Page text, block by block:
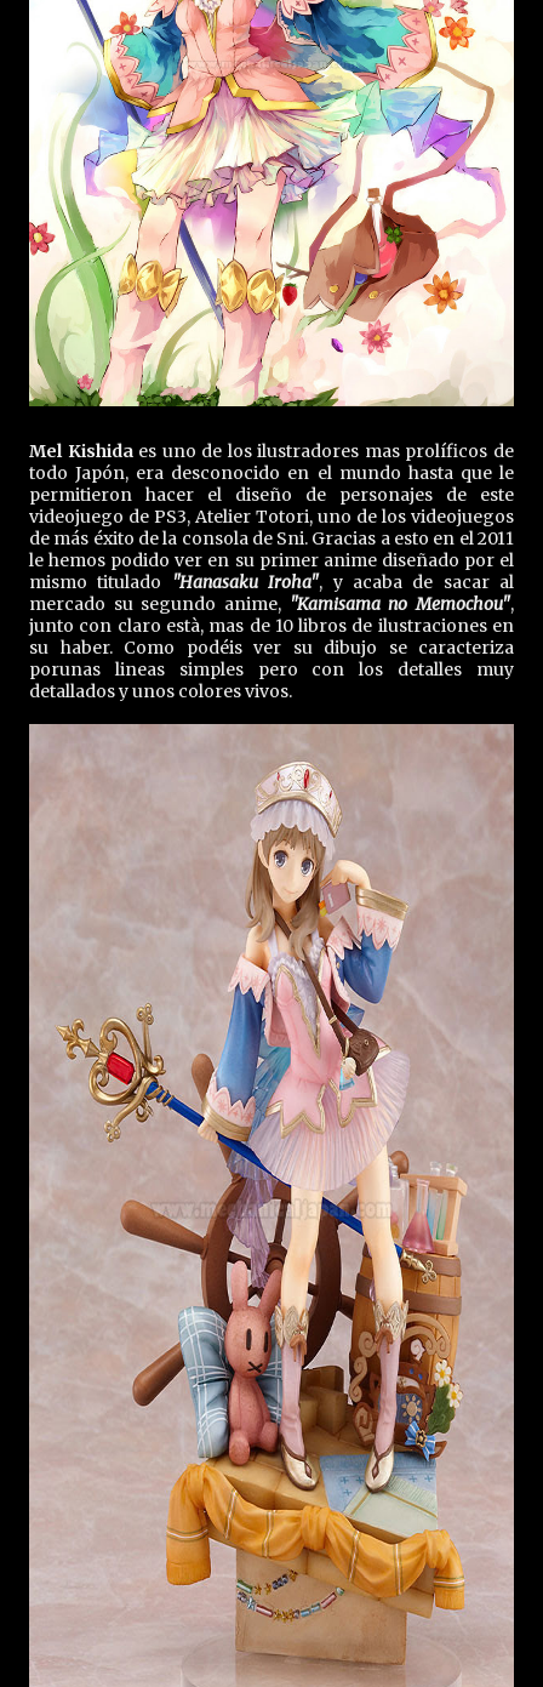
Mel Kishidaes uno de los ilustradores mas prolíficos de
todo Japón, era desconocido en el mundo hasta que le
permitieron hacer el diseño de personajes de este
videojuego de PS3, Atelier Totori, uno de los videojuegos
de más éxito de la consola de Sni. Gracias a esto en el 2011
le hemos podido ver en su primer anime diseñado por el
mismo titulado
"Hanasaku Iroha", y acaba de sacar al
mercado su segundo anime, "Kamisama no Memochou",
junto con claro està, mas de 10 libros de ilustraciones en
su haber. Como podéis ver su dibujo se caracteriza
porunas lineas simples pero con los detalles muy
detallados y unos colores vivos.